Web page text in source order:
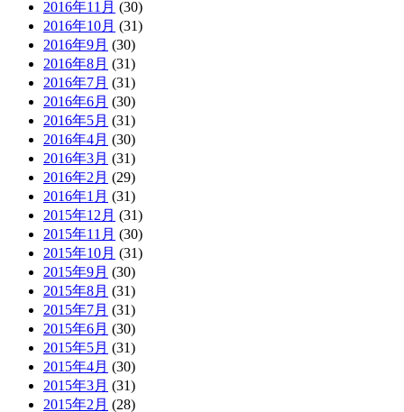
2016年11月 (30)
2016年10月 (31)
2016年9月 (30)
2016年8月 (31)
2016年7月 (31)
2016年6月 (30)
2016年5月 (31)
2016年4月 (30)
2016年3月 (31)
2016年2月 (29)
2016年1月 (31)
2015年12月 (31)
2015年11月 (30)
2015年10月 (31)
2015年9月 (30)
2015年8月 (31)
2015年7月 (31)
2015年6月 (30)
2015年5月 (31)
2015年4月 (30)
2015年3月 (31)
2015年2月 (28)